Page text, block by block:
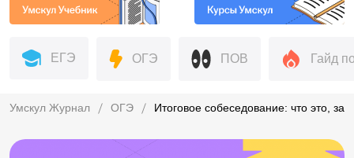
ЕГЭ ОГЭ ПОВ Гайд
Умскул Журнал ОГЭ Итоговое собеседование: что это,